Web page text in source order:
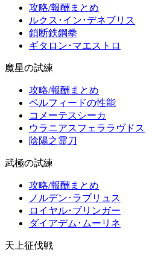
攻略/報酬まとめ
ルクス･イン･デネブリス
鎖断鉄鋼拳
ギタロン･マエストロ
魔星の試練
攻略/報酬まとめ
ペルフィードの性能
コメーテスシーカ
ウラニアスフェララヴドス
陰陽之霊刀
武極の試練
攻略/報酬まとめ
ノルデン･ラブリュス
ロイヤル･ブリンガー
ダイアデム･ムーリネ
天上征伐戦